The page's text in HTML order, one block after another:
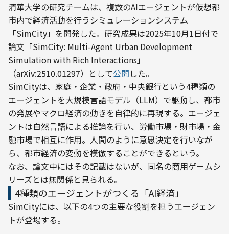
清華大学の研究チームは、複数のAIエージェントが仮想都
市内で経済活動を行うシミュレーションシステム
「SimCity」を開発した。研究成果は2025年10月1日付で
論文「SimCity: Multi-Agent Urban Development
Simulation with Rich Interactions」
（arXiv:2510.01297）として公開した。
SimCityは、家庭・企業・政府・中央銀行という4種類の
エージェントを大規模言語モデル（LLM）で駆動し、都市
の発展やマクロ経済の動きを自律的に再現する。エージェ
ントは自然言語による推論を行い、労働市場・財市場・金
融市場で相互に作用。人間のように意思決定を行いなが
ら、都市経済の変動を模倣することができるという。
なお、論文中にはその記載はないが、同名の商用ゲームシ
リーズとは無関係と見られる。
4種類のエージェントがつくる「AI経済」
SimCityには、以下の4つの主要な役割を担うエージェン
トが登場する。